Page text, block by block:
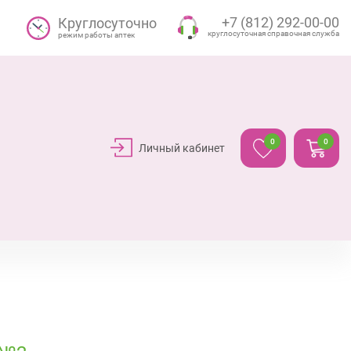
Круглосуточно
режим работы аптек
+7 (812) 292-00-00
круглосуточная справочная служба
Личный кабинет
0 0